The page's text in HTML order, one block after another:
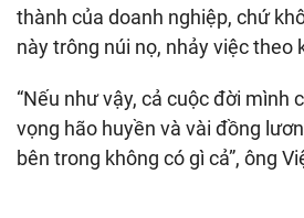
thành của doanh nghiệp, chứ
này trông núi nọ, nhảy việc theo
“Nếu như vậy, cả cuộc đời mình
vọng hão huyền và vài đồng
bên trong không có gì cả”, ông